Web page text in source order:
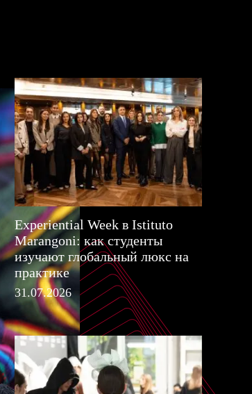
Experiential Week в Istituto
Marangoni: как студенты
изучают глобальный люкс на
практике
31.07.2026